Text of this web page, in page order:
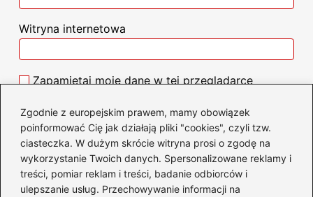
Zgodnie z europejskim prawem, mamy obowiązek
poinformować Cię jak działają pliki "cookies", czyli tzw.
ciasteczka. W dużym skrócie witryna prosi o zgodę na
wykorzystanie Twoich danych. Spersonalizowane reklamy i
treści, pomiar reklam i treści, badanie odbiorców i
ulepszanie usług. Przechowywanie informacji na
Witryna internetowa
Zapamiętaj moje dane w tej przeglądarce
Poczytaj więcej